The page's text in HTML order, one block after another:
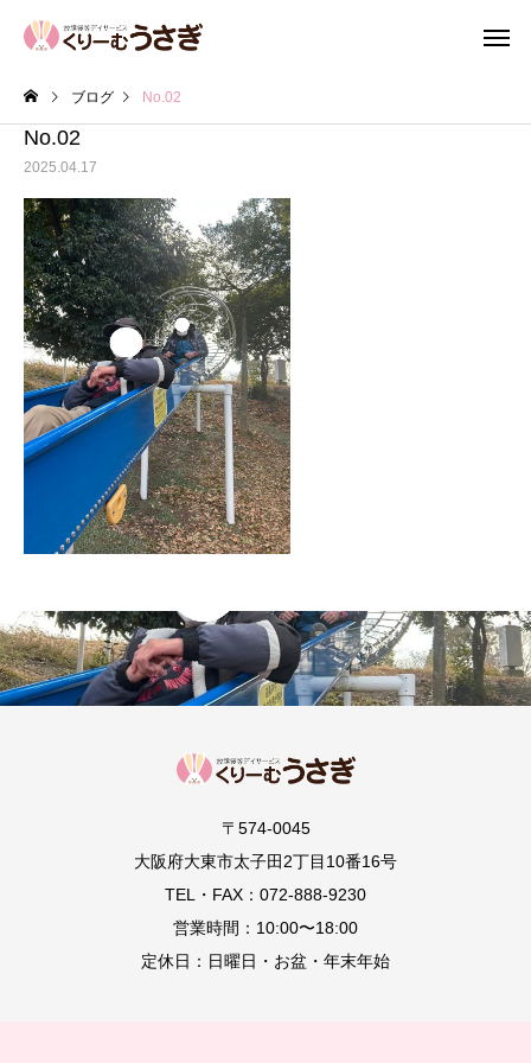
ブログ No.02
No.02
2025.04.17
〒574-0045
大阪府大東市太子田2丁目10番16号
TEL・FAX：072-888-9230
営業時間：10:00〜18:00
定休日：日曜日・お盆・年末年始